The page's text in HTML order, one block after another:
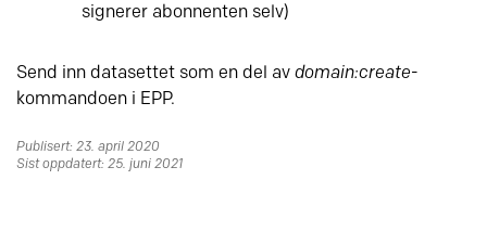
signerer abonnenten selv)
Send inn datasettet som en del av domain:create-
kommandoen i EPP.
Publisert: 23. april 2020
Sist oppdatert: 25. juni 2021